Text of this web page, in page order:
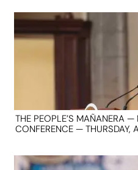
THE PEOPLE’S MAÑANERA —
CONFERENCE — THURSDAY,